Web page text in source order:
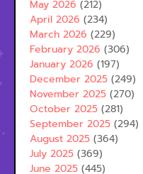
May 2026 (212)
April 2026 (234)
March 2026 (229)
February 2026 (306)
January 2026 (197)
December 2025 (249)
November 2025 (270)
October 2025 (281)
September 2025 (294)
August 2025 (364)
July 2025 (369)
June 2025 (445)